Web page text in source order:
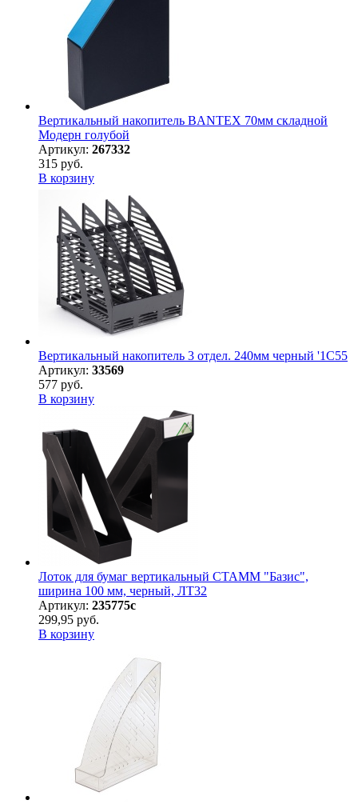
Вертикальный накопитель BANTEX 70мм складной
Модерн голубой
Артикул: 267332
315 руб.
В корзину
Вертикальный накопитель 3 отдел. 240мм черный '1С55
Артикул: 33569
577 руб.
В корзину
Лоток для бумаг вертикальный СТАММ "Базис",
ширина 100 мм, черный, ЛТ32
Артикул: 235775с
299,95 руб.
В корзину